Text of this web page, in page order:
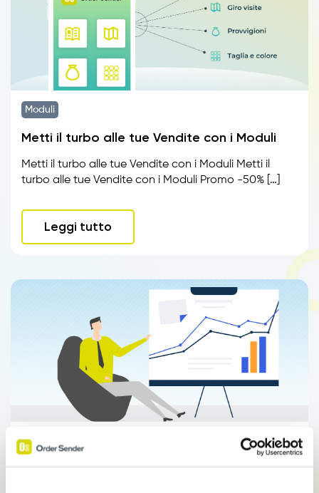
Moduli
Metti il turbo alle tue Vendite con i Moduli
Metti il turbo alle tue Vendite con i Moduli Metti il
turbo alle tue Vendite con i Moduli Promo -50% […]
Leggi tutto
Moduli
Statistiche e Provvigioni Agenti di